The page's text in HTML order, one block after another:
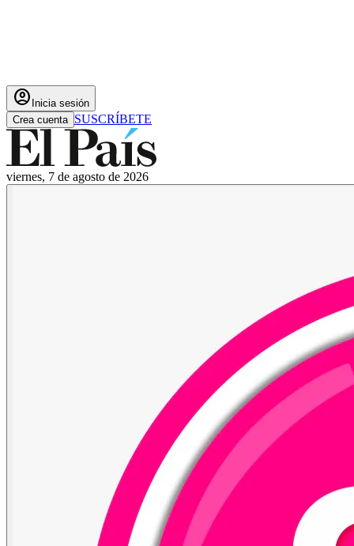
account_circle Inicia sesión
Crea cuenta SUSCRÍBETE
viernes, 7 de agosto de 2026